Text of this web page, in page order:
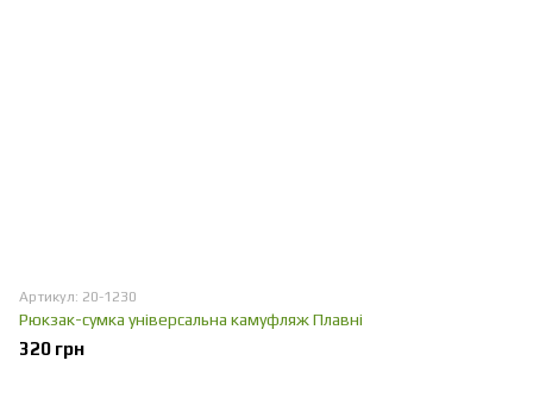
Артикул: 20-1230
Рюкзак-сумка універсальна камуфляж Плавні
320 грн